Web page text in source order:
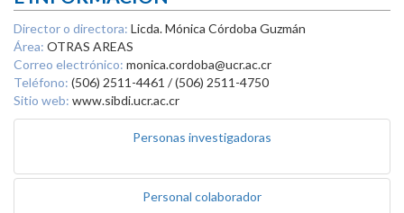
Director o directora: Licda. Mónica Córdoba Guzmán
Área: OTRAS AREAS
Correo electrónico: monica.cordoba@ucr.ac.cr
Teléfono: (506) 2511-4461 / (506) 2511-4750
Sitio web: www.sibdi.ucr.ac.cr
Personas investigadoras
Personal colaborador